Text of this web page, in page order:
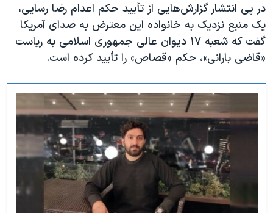
در پی انتشار گزارش‌هایی از تأیید حکم اعدام رضا رسایی،
یک منبع نزدیک به خانواده این معترض به صدای آمریکا
گفت که شعبه ۱۷ دیوان عالی جمهوری اسلامی به ریاست
«قاضی بارانی»، حکم «قصاص» را تأیید کرده است.